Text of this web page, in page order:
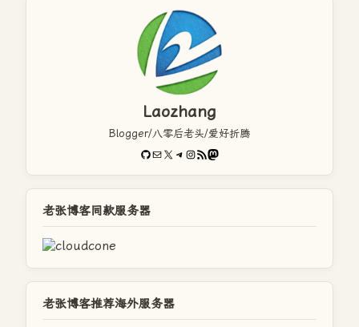
Laozhang
Blogger/八零后老头/爱好折腾
GitHub
电子邮件X Telegram
Instagram
RSS FeedMastodon
老张博客同款服务器
老张博客推荐海外服务器